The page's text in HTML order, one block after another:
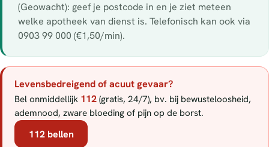
(Geowacht): geef je postcode in en je ziet meteen
welke apotheek van dienst is. Telefonisch kan ook via
0903 99 000 (€1,50/min).
Levensbedreigend of acuut gevaar?
Bel onmiddellijk 112 (gratis, 24/7), bv. bij bewusteloosheid,
ademnood, zware bloeding of pijn op de borst.
112 bellen